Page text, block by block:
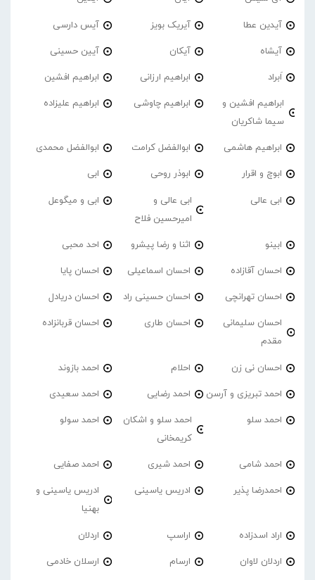
آیدین عطا آیریک بویز آیس دارسی
آیشاه آیکان آیین حسینی
اَبراد ابراهیم ارزانی ابراهیم افشین
ابراهیم افشین و
سیما شاکریان
ابراهیم چاوشی ابراهیم علیزاده
ابراهیم هاشمی ابوالفضل کرامت ابوالفضل محمدی
ابوچ و اقرار ابوذر روحی ابی
ابی عالی
ابی عالی و
امیرحسین فلاح
ابی و میگوعل
ابینو اثنا و رضا پیشرو احد محبی
احسان آقازاده احسان اسماعیلی احسان پایا
احسان تهرانچی احسان حسینی راد احسان دریادل
احسان سلیمانی
مقدم
احسان طاری احسان قربانزاده
احسان نی زن احلام احمد بازوند
احمد تبریزی و آرسن احمد‌ رضایی احمد سعیدی
احمد سلو
احمد سلو و اشکان
کریمخانی
احمد سولو
احمد شامی احمد شیری احمد صفایی
احمدرضا پذیر ادریس یاسینی
ادریس یاسینی و
بهنیا
اراد اسدزاده اراسپ اردلان
اردلان لاوان ارسام ارسلان خادمی